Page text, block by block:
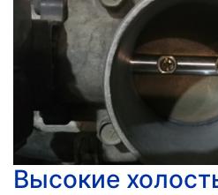
Высокие